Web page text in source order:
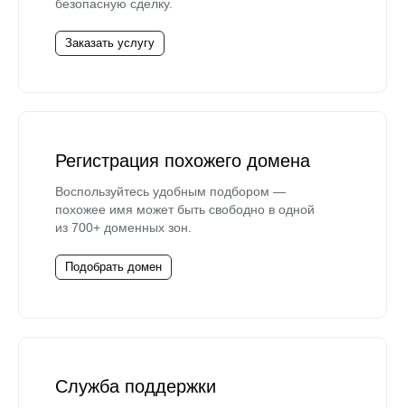
безопасную сделку.
Заказать услугу
Регистрация похожего домена
Воспользуйтесь удобным подбором —
похожее имя может быть свободно в одной
из 700+ доменных зон.
Подобрать домен
Служба поддержки